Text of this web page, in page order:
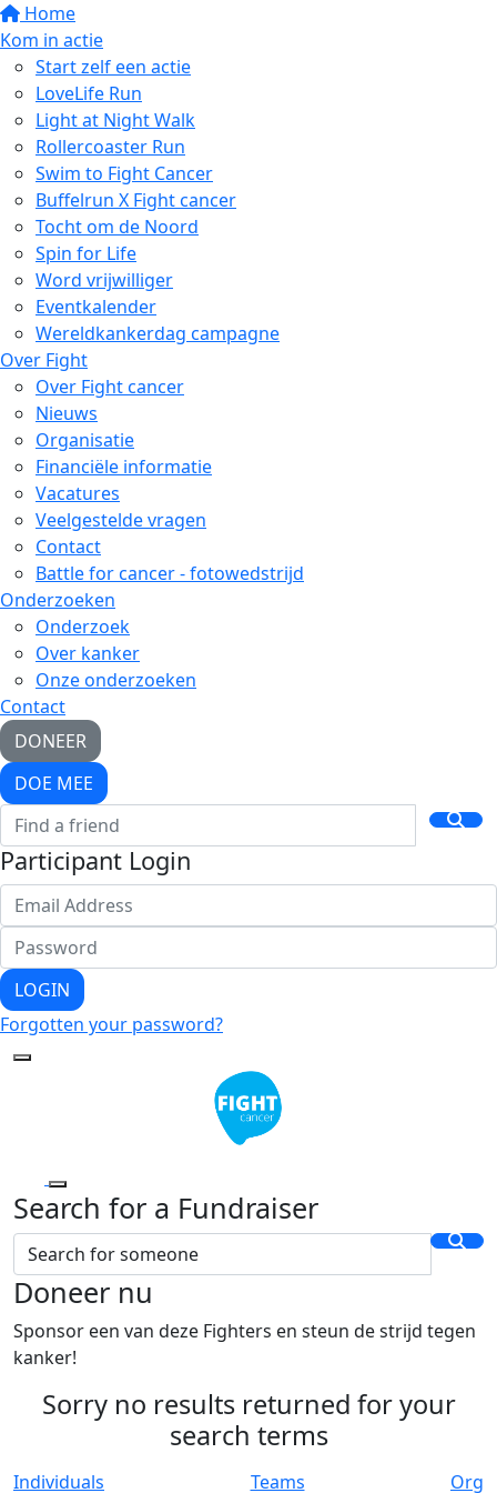
Home
Kom in actie
Start zelf een actie
LoveLife Run
Light at Night Walk
Rollercoaster Run
Swim to Fight Cancer
Buffelrun X Fight cancer
Tocht om de Noord
Spin for Life
Word vrijwilliger
Eventkalender
Wereldkankerdag campagne
Over Fight
Over Fight cancer
Nieuws
Organisatie
Financiële informatie
Vacatures
Veelgestelde vragen
Contact
Battle for cancer - fotowedstrijd
Onderzoeken
Onderzoek
Over kanker
Onze onderzoeken
Contact
DONEER
DOE MEE
Participant Login
LOGIN
Forgotten your password?
Search for a Fundraiser
Doneer nu
Sponsor een van deze Fighters en steun de strijd tegen
kanker!
Sorry no results returned for your
search terms
Individuals Teams
Org